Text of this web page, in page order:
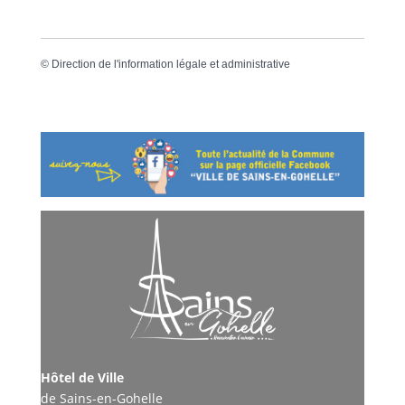
© Direction de l'information légale et administrative
Hôtel de Ville
de Sains-en-Gohelle